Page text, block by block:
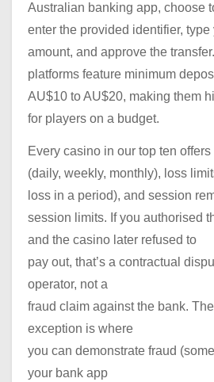
Australian banking app, choose
enter the provided identifier,
amount, and approve the
platforms feature minimum
AU$10 to AU$20, making them
for players on a budget.
Every casino in our top ten
(daily, weekly, monthly), loss
loss in a period), and session
session limits. If you authorised
and the casino later refused to
pay out, that’s a contractual
operator, not a
fraud claim against the bank.
exception is where
you can demonstrate fraud
your bank app